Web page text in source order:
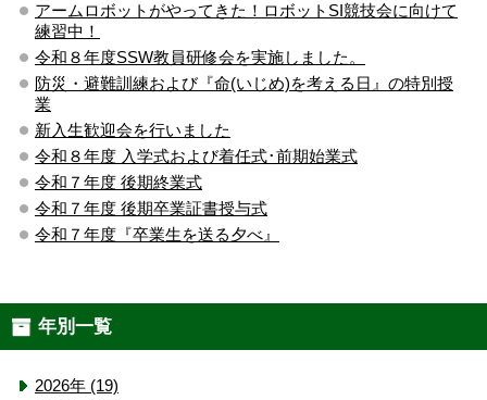
アームロボットがやってきた！ロボットSI競技会に向けて
練習中！
令和８年度SSW教員研修会を実施しました。
防災・避難訓練および『命(いじめ)を考える日』の特別授
業
新入生歓迎会を行いました
令和８年度 入学式および着任式･前期始業式
令和７年度 後期終業式
令和７年度 後期卒業証書授与式
令和７年度『卒業生を送る夕べ』
年別一覧
2026年 (19)